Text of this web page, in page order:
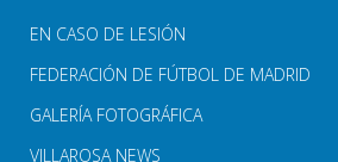
EN CASO DE LESIÓN
FEDERACIÓN DE FÚTBOL DE MADRID
GALERÍA FOTOGRÁFICA
VILLAROSA NEWS